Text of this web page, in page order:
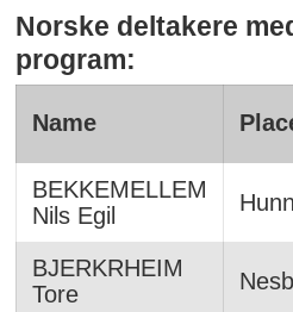
Norske deltakere
program:
Name
BEKKEMELLEM
Nils Egil
BJERKRHEIM
Tore